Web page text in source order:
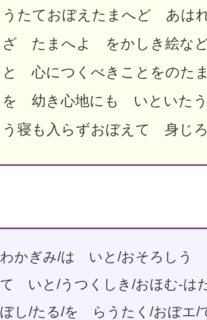
うたておぼえたまへど あは
ざ たまへよ をかしき絵な
と 心につくべきことをのた
を 幼き心地にも いといた
う寝も入らずおぼえて 身じ
わかぎみ/は いと/おそろしう
て いと/うつくしき/おほむ-は
ぼし/たる/を らうたく/おぼエ/